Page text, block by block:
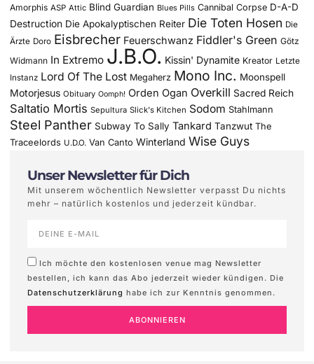
Amorphis ASP Attic Blind Guardian Blues Pills Cannibal Corpse D-A-D
Destruction Die Apokalyptischen Reiter Die Toten Hosen Die
Ärzte Doro Eisbrecher Feuerschwanz Fiddler's Green Götz
Widmann In Extremo J.B.O. Kissin' Dynamite Kreator Letzte
Instanz Lord Of The Lost Megaherz Mono Inc. Moonspell
Motorjesus Obituary Oomph! Orden Ogan Overkill Sacred Reich
Saltatio Mortis Sepultura Slick's Kitchen Sodom Stahlmann
Steel Panther Subway To Sally Tankard Tanzwut The
Traceelords U.D.O. Van Canto Winterland Wise Guys
Unser Newsletter für Dich
Mit unserem wöchentlich Newsletter verpasst Du nichts
mehr – natürlich kostenlos und jederzeit kündbar.
Ich möchte den kostenlosen venue mag Newsletter
bestellen, ich kann das Abo jederzeit wieder kündigen. Die
Datenschutzerklärung habe ich zur Kenntnis genommen.
ABONNIEREN